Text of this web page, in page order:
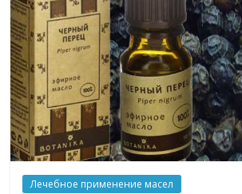
Лечебное применение масел